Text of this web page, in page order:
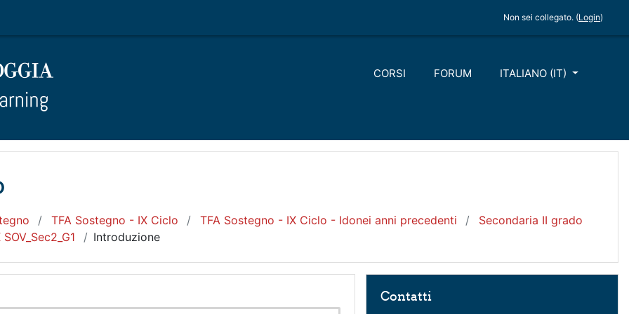
Non sei collegato. (Login)
CORSI FORUM ITALIANO ‎(IT)‎
TFA Sostegno - IX Ciclo TFA Sostegno - IX Ciclo - Idonei anni precedenti
Secondaria II grado
Introduzione
Contatti